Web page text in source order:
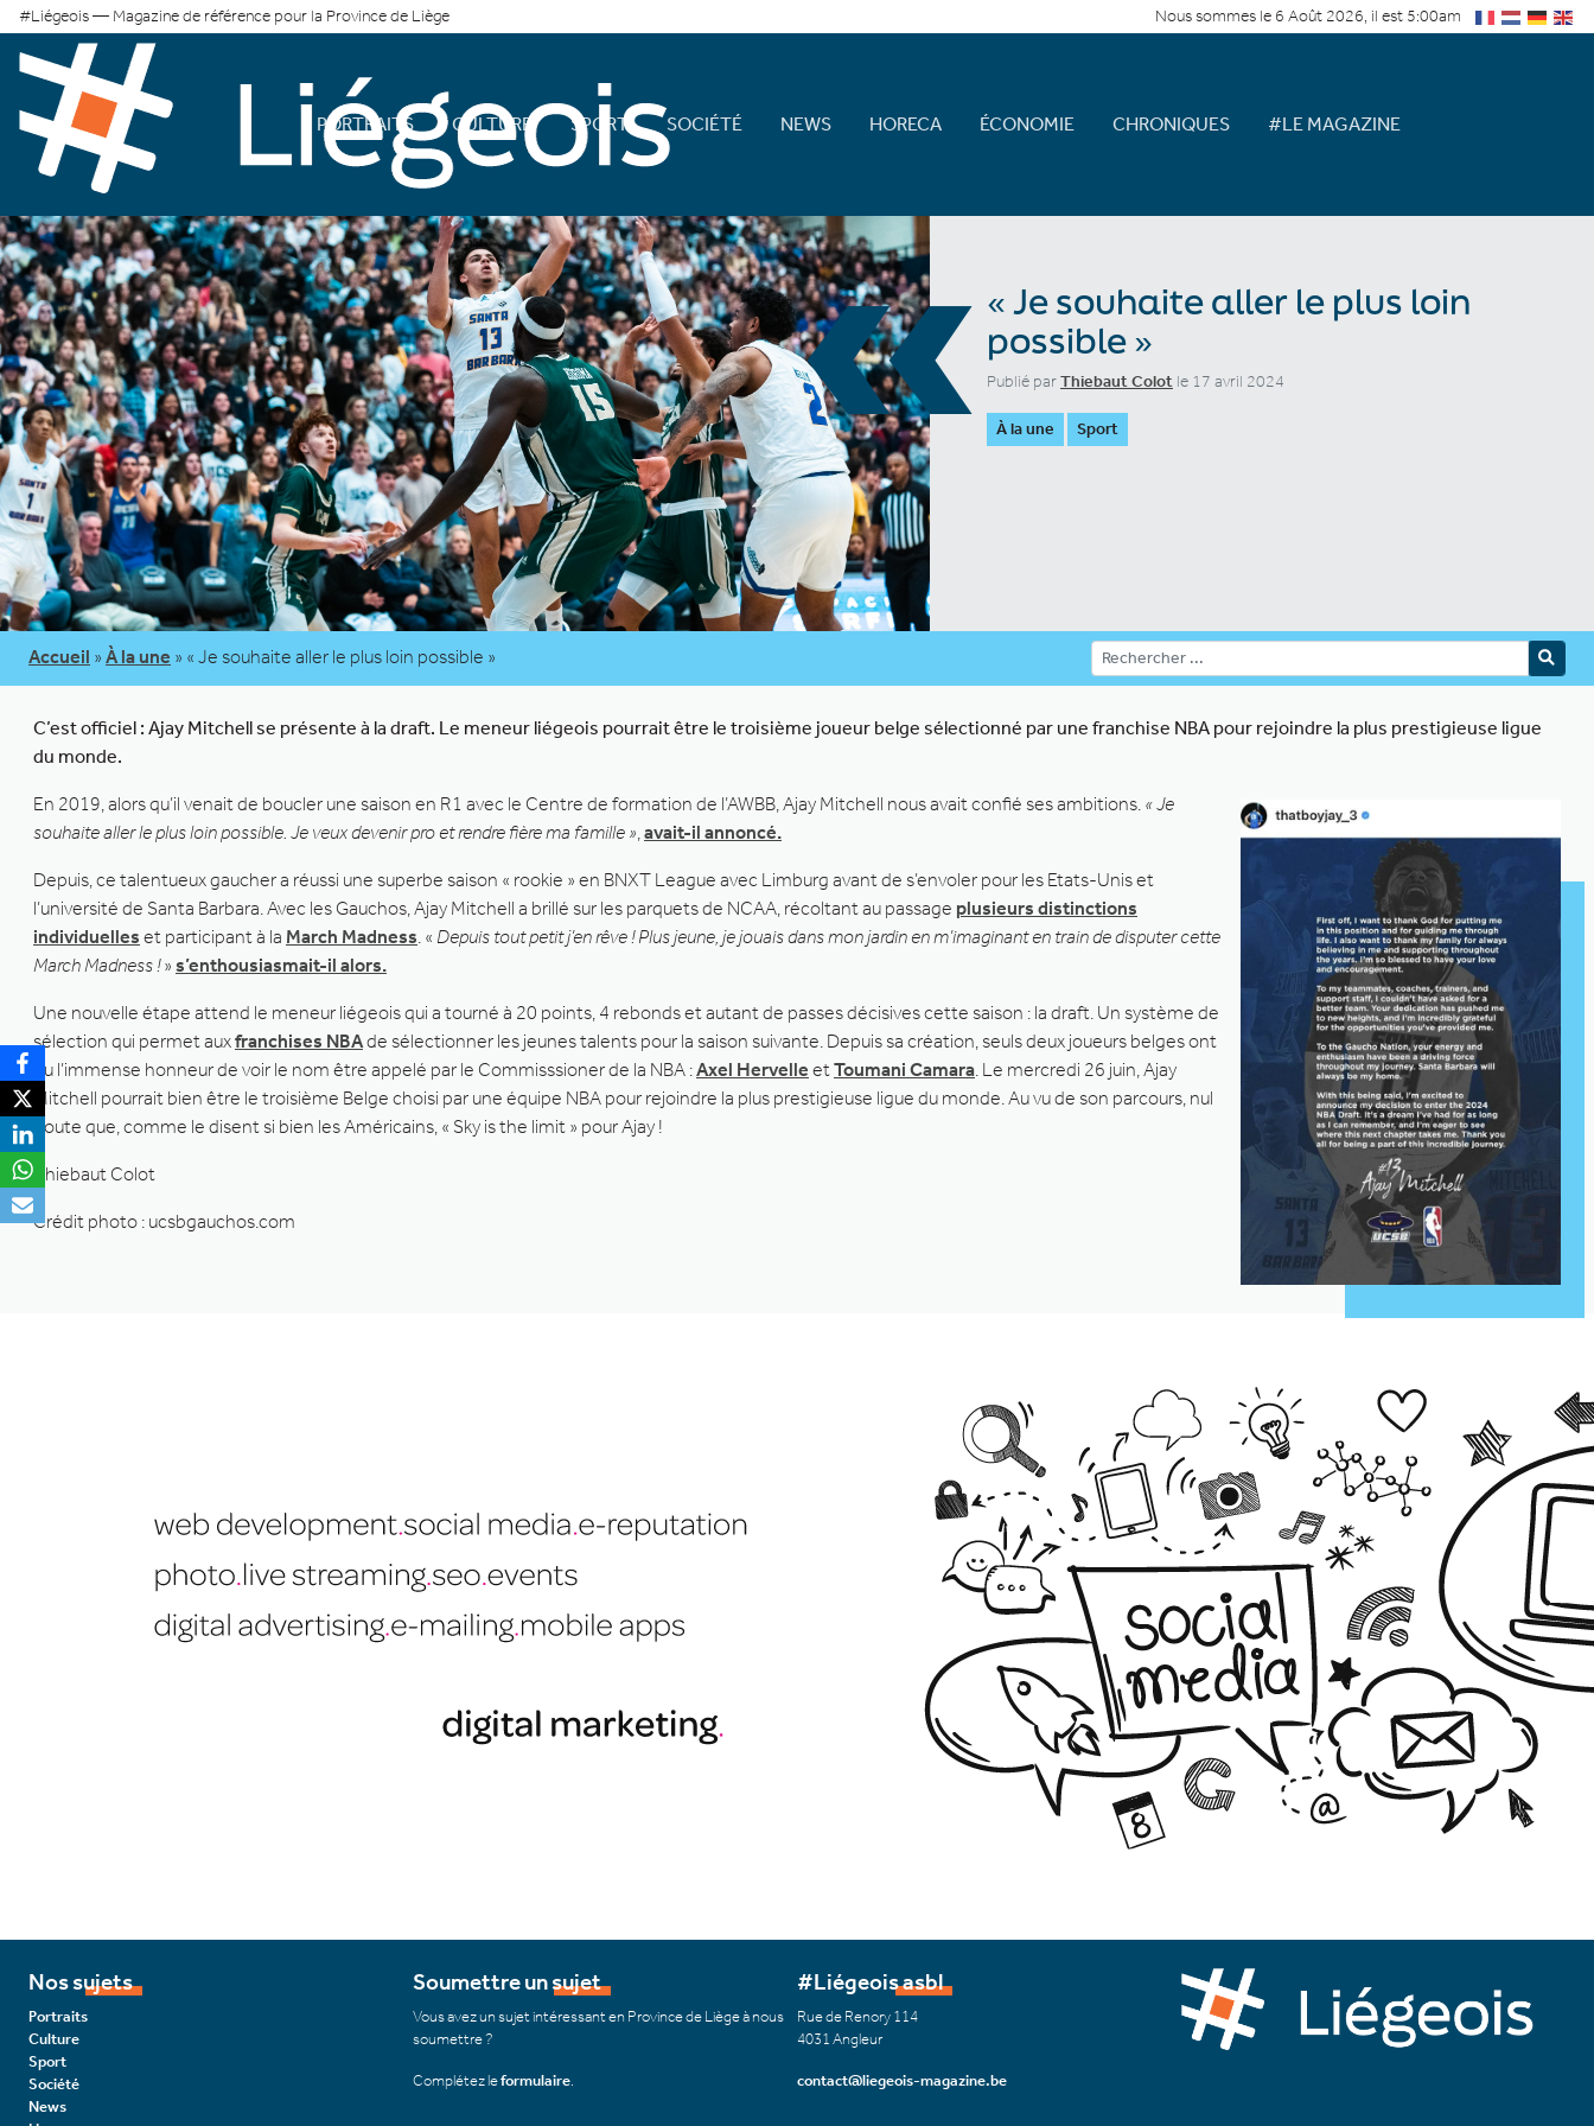
#Liégeois — Magazine de référence pour la Province de Liège Nous sommes le 6 Août 2026, il est 5:00am
PORTRAITS CULTURE SPORT SOCIÉTÉ NEWS HORECA ÉCONOMIE CHRONIQUES #LE MAGAZINE
«« Je souhaite aller le plus loin
possible »
Publié parThiebaut Colot le 17 avril 2024
À la une Sport
Accueil » À la une » « Je souhaite aller le plus loin possible »
C’est officiel : Ajay Mitchell se présente à la draft. Le meneur liégeois pourrait être le troisième joueur belge sélectionné par une franchise NBA pour rejoindre la plus prestigieuse ligue
du monde.
En 2019, alors qu’il venait de boucler une saison en R1 avec le Centre de formation de l’AWBB, Ajay Mitchell nous avait confié ses ambitions. « Je
souhaite aller le plus loin possible. Je veux devenir pro et rendre fière ma famille »,avait-il annoncé.
Depuis, ce talentueux gaucher a réussi une superbe saison « rookie » en BNXT League avec Limburg avant de s’envoler pour les Etats-Unis et
l’université de Santa Barbara. Avec les Gauchos, Ajay Mitchell a brillé sur les parquets de NCAA, récoltant au passage plusieurs distinctions
individuelles et participant à la March Madness. « Depuis tout petit j’en rêve ! Plus jeune, je jouais dans mon jardin en m’imaginant en train de disputer cette
March Madness !» s’enthousiasmait-il alors.
Une nouvelle étape attend le meneur liégeois qui a tourné à 20 points, 4 rebonds et autant de passes décisives cette saison : la draft. Un système de
sélection qui permet auxfranchises NBAde sélectionner les jeunes talents pour la saison suivante. Depuis sa création, seuls deux joueurs belges ont
eu l’immense honneur de voir le nom être appelé par le Commisssioner de la NBA :Axel Hervelle etToumani Camara. Le mercredi 26 juin, Ajay
Mitchell pourrait bien être le troisième Belge choisi par une équipe NBA pour rejoindre la plus prestigieuse ligue du monde. Au vu de son parcours, nul
doute que, comme le disent si bien les Américains, « Sky is the limit » pour Ajay !
Thiebaut Colot
Crédit photo : ucsbgauchos.com
Nos sujets
Portraits
Culture
Sport
Société
News
Soumettre un sujet
Vous avez un sujet intéressant en Province de Liège à nous
soumettre ?
Complétez leformulaire
#Liégeois asbl
Rue de Renory 114
4031 Angleur
contact@liegeois-magazine.be